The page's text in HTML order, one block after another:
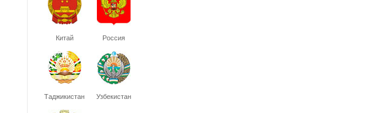
Китай Россия
Таджикистан Узбекистан